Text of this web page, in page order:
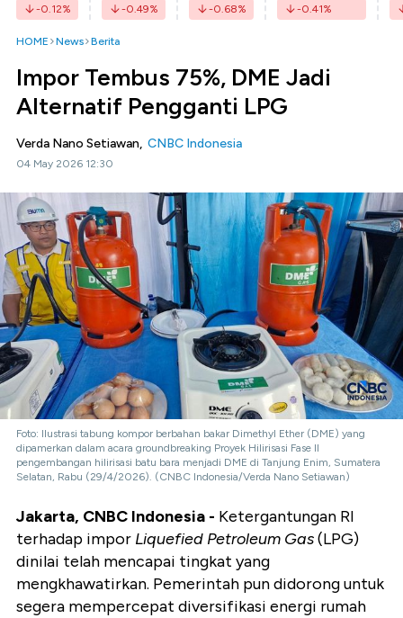
-0.12% -0.49% -0.68% -0.41%
HOME News Berita
Impor Tembus 75%, DME Jadi
Alternatif Pengganti LPG
Verda Nano Setiawan, CNBC Indonesia
04 May 2026 12:30
Foto: Ilustrasi tabung kompor berbahan bakar Dimethyl Ether (DME) yang
dipamerkan dalam acara groundbreaking Proyek Hilirisasi Fase II
pengembangan hilirisasi batu bara menjadi DME di Tanjung Enim, Sumatera
Selatan, Rabu (29/4/2026). (CNBC Indonesia/Verda Nano Setiawan)
Jakarta, CNBC Indonesia - Ketergantungan RI
terhadap impor Liquefied Petroleum Gas(LPG)
dinilai telah mencapai tingkat yang
mengkhawatirkan. Pemerintah pun didorong untuk
segera mempercepat diversifikasi energi rumah